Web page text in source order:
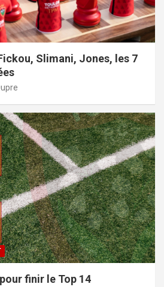
Slimani, Jones, les 7
finir le Top 14